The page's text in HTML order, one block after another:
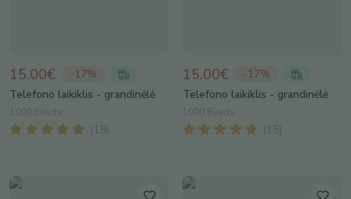
15.00€ -17%
Telefono laikiklis - grandinėlė
1000 Beads
( 15
15.00€ -17%
Telefono laikiklis - grandinėlė
1000 Beads
( 15